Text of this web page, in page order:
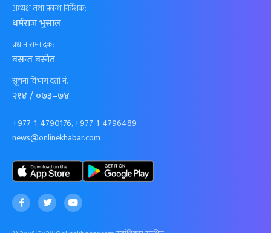
अध्यक्ष तथा प्रबन्ध निर्देशक:
धर्मराज भुसाल
प्रधान सम्पादक:
बसन्त बस्नेत
सूचना विभाग दर्ता नं.
२१४ / ०७३–७४
+977-1-4790176, +977-1-4796489
news@onlinekhabar.com